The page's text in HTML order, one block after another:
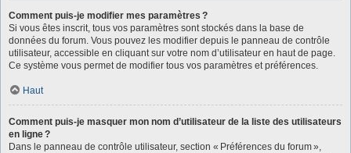
Comment puis-je modifier mes paramètres ?
Si vous êtes inscrit, tous vos paramètres sont stockés dans la base de
données du forum. Vous pouvez les modifier depuis le panneau de contrôle
utilisateur, accessible en cliquant sur votre nom d’utilisateur en haut de page.
Ce système vous permet de modifier tous vos paramètres et préférences.
Haut
Comment puis-je masquer mon nom d’utilisateur de la liste des utilisateurs
en ligne ?
Dans le panneau de contrôle utilisateur, section « Préférences du forum »,